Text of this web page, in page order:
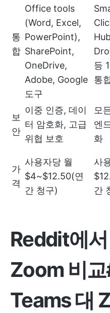
통
합
Office tools
(Word, Excel,
PowerPoint),
SharePoint,
OneDrive,
Adobe, Google
도구
등
통
보
안
이중 인증, 데이
터 암호화, 고급
위협 보호
모
엔
화
가
격
사용자당 월
$4~$12.50(연
간 청구)
사
간
Reddit에
Zoom 비교
Teams 대